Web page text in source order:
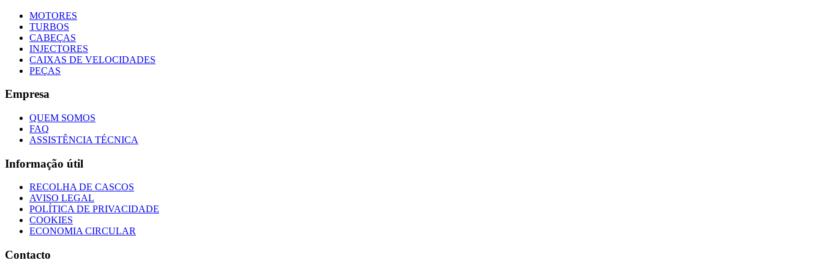
MOTORES
TURBOS
CABEÇAS
INJECTORES
CAIXAS DE VELOCIDADES
PEÇAS
Empresa
QUEM SOMOS
FAQ
ASSISTÊNCIA TÉCNICA
Informação útil
RECOLHA DE CASCOS
AVISO LEGAL
POLÍTICA DE PRIVACIDADE
COOKIES
ECONOMIA CIRCULAR
Contacto